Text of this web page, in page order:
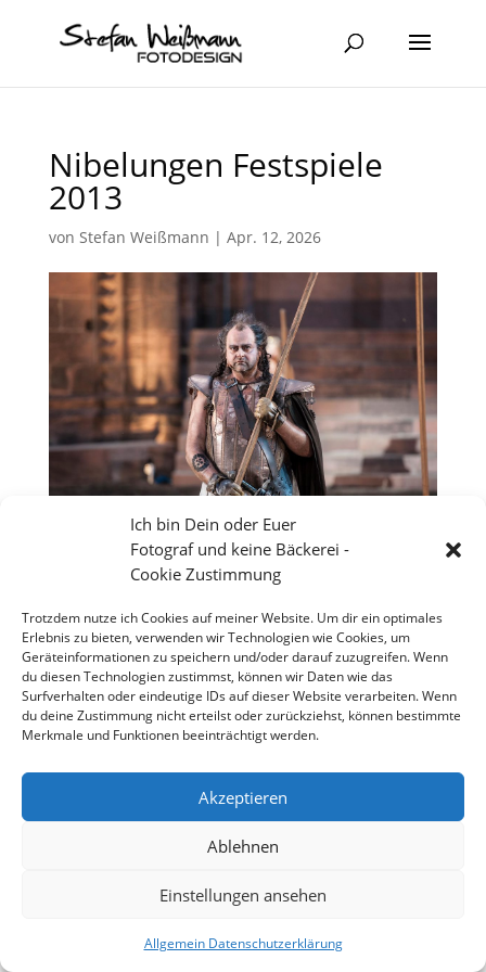
Ich bin Dein oder Euer
Fotograf und keine Bäckerei -
Cookie Zustimmung
Trotzdem nutze ich Cookies auf meiner Website. Um dir ein optimales
Erlebnis zu bieten, verwenden wir Technologien wie Cookies, um
Geräteinformationen zu speichern und/oder darauf zuzugreifen. Wenn
du diesen Technologien zustimmst, können wir Daten wie das
Surfverhalten oder eindeutige IDs auf dieser Website verarbeiten. Wenn
du deine Zustimmung nicht erteilst oder zurückziehst, können bestimmte
Merkmale und Funktionen beeinträchtigt werden.
Akzeptieren
Ablehnen
Einstellungen ansehen
Allgemein Datenschutzerklärung
Nibelungen Festspiele
2013
von Stefan Weißmann | Apr. 12, 2026
Großes Theater vor dem Wormser Kaiser Dom